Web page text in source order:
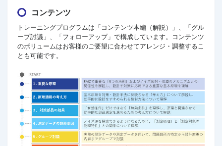
コンテンツ
トレーニングプログラムは「コンテンツ本編（解説）」、「グル
ープ討議」、「フォローアップ」で構成しています。コンテンツ
のボリュームはお客様のご要望に合わせてアレンジ・調整するこ
とも可能です。